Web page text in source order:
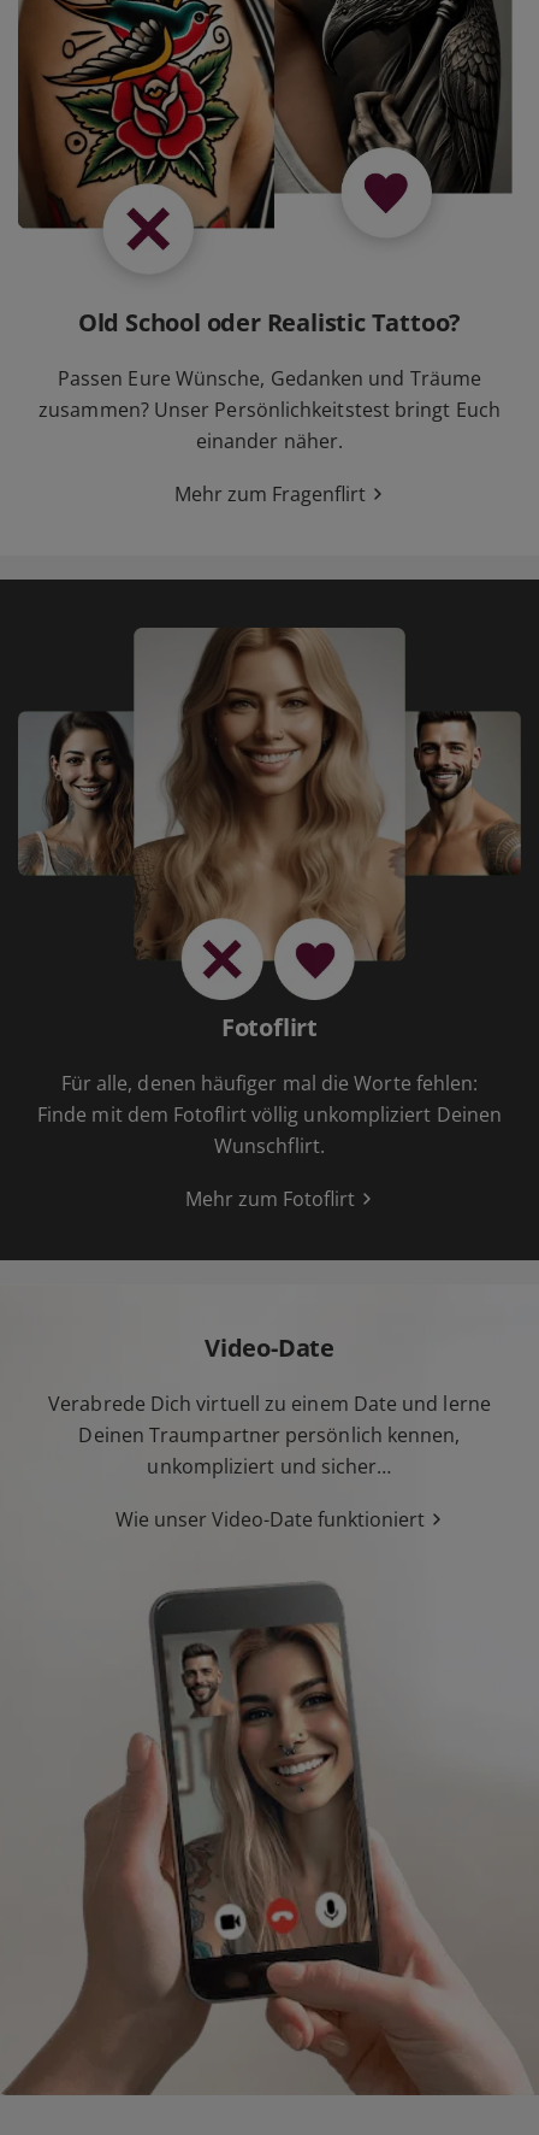
Old School oder Realistic Tattoo?
Passen Eure Wünsche, Gedanken und Träume
zusammen? Unser Persönlichkeitstest bringt Euch
einander näher.
Mehr zum Fragenflirt
Fotoflirt
Für alle, denen häufiger mal die Worte fehlen:
Finde mit dem Fotoflirt völlig unkompliziert Deinen
Wunschflirt.
Mehr zum Fotoflirt
Video-Date
Verabrede Dich virtuell zu einem Date und lerne
Deinen Traumpartner persönlich kennen,
unkompliziert und sicher…
Wie unser Video-Date funktioniert